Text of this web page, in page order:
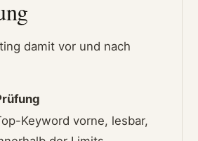
damit vor und nach
Keyword vorne, lesbar,